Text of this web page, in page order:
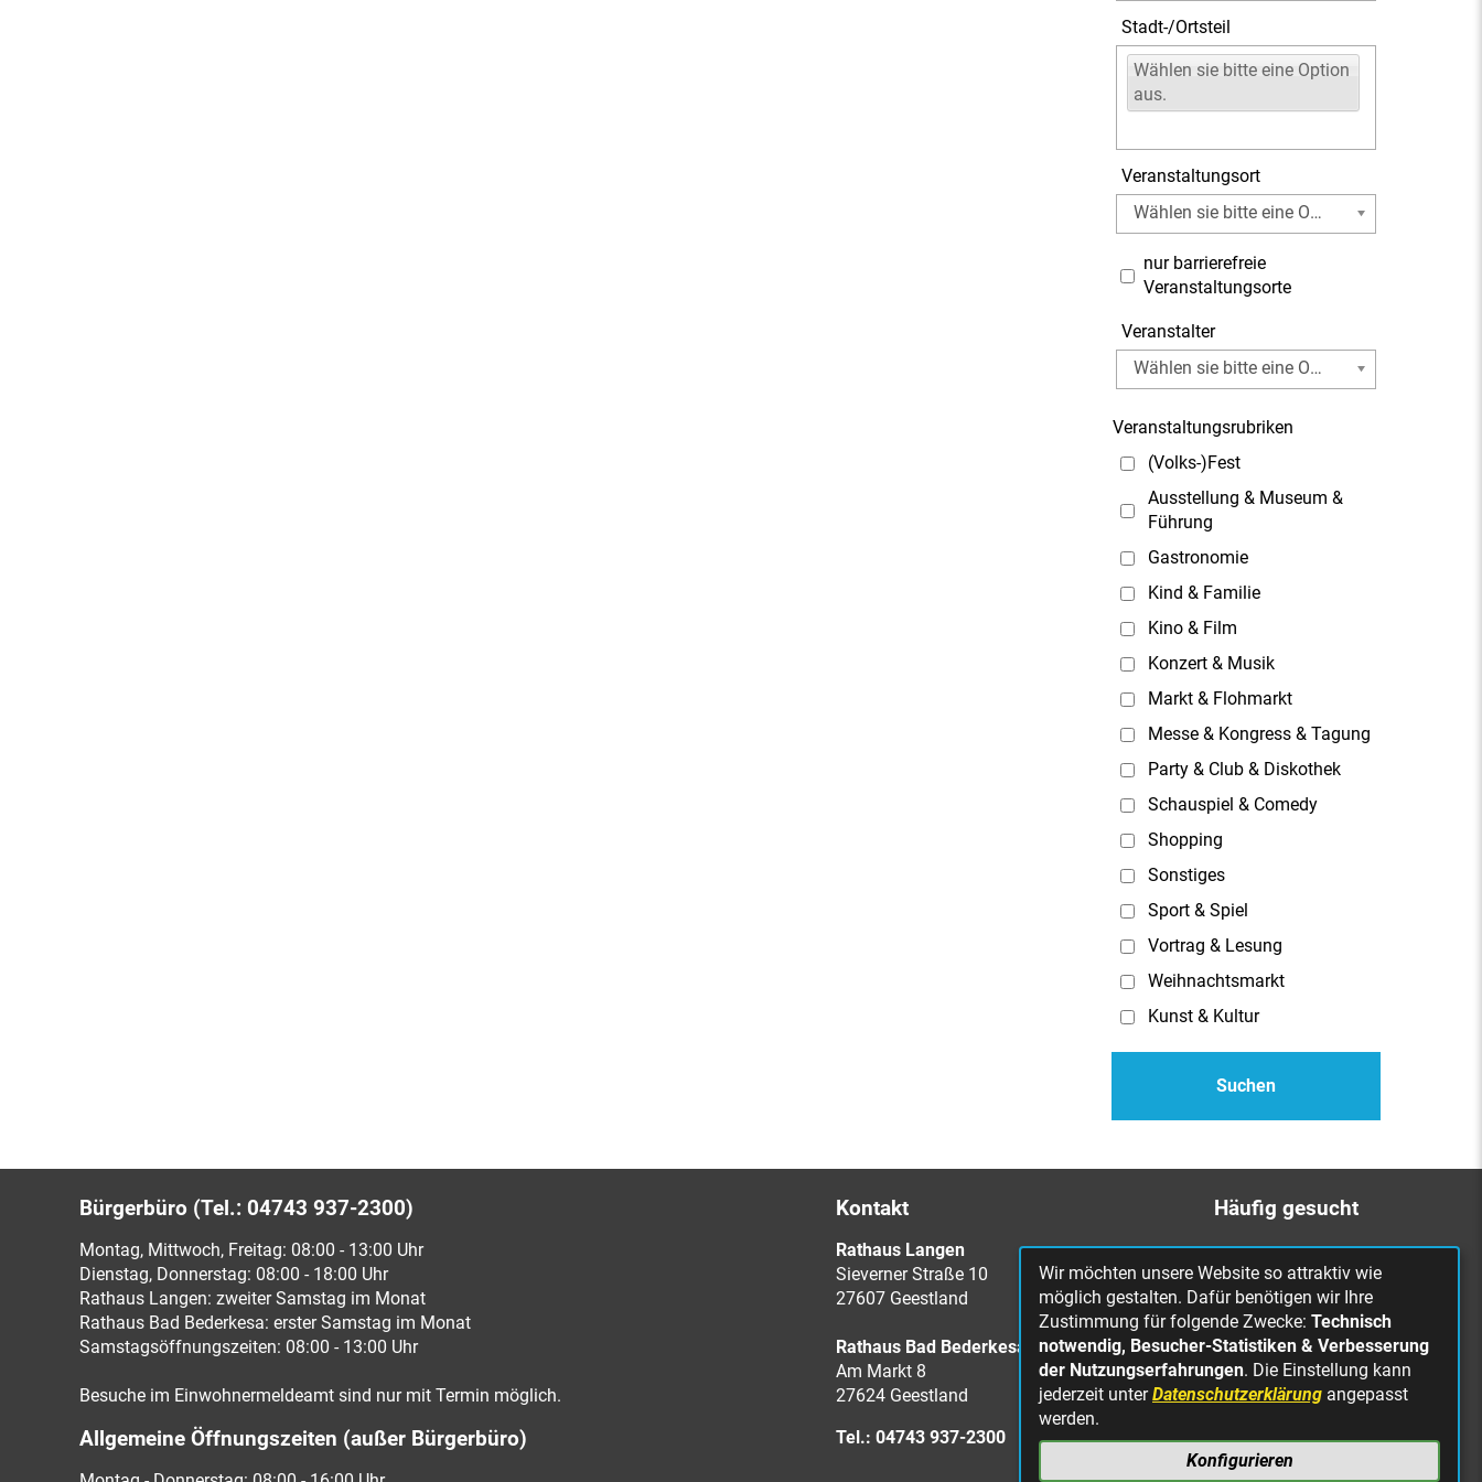
Stadt-/Ortsteil
Wählen sie bitte eine Option
aus.
Veranstaltungsort
Wählen sie bitte eine Option aus.
Veranstalter
Wählen sie bitte eine Option aus.
nur barrierefreie
Veranstaltungsorte
Veranstaltungsrubriken
(Volks-)Fest
Ausstellung & Museum &
Führung
Gastronomie
Kind & Familie
Kino & Film
Konzert & Musik
Markt & Flohmarkt
Messe & Kongress & Tagung
Party & Club & Diskothek
Schauspiel & Comedy
Shopping
Sonstiges
Sport & Spiel
Vortrag & Lesung
Weihnachtsmarkt
Kunst & Kultur
Bürgerbüro (Tel.: 04743 937-2300)
Montag, Mittwoch, Freitag: 08:00 - 13:00 Uhr
Dienstag, Donnerstag: 08:00 - 18:00 Uhr
Rathaus Langen: zweiter Samstag im Monat
Rathaus Bad Bederkesa: erster Samstag im Monat
Samstagsöffnungszeiten: 08:00 - 13:00 Uhr
Besuche im Einwohnermeldeamt sind nur mit Termin möglich.
Allgemeine Öffnungszeiten (außer Bürgerbüro)
Kontakt
Rathaus Langen
Sieverner Straße 10
27607 Geestland
Rathaus Bad Bederkesa
Am Markt 8
27624 Geestland
Tel.: 04743 937-2300
Häufig gesucht
Bürgerbüro
Online Rathaus
Was erledige ich wo?
Stellenangebote
Mängelmeldung
defekt
Wir möchten unsere Website so attraktiv wie
möglich gestalten. Dafür benötigen wir Ihre
Zustimmung für folgende Zwecke: Technisch
notwendig, Besucher-Statistiken & Verbesserung
der Nutzungserfahrungen. Die Einstellung kann
jederzeit unterDatenschutzerklärung angepasst
werden.
Konfigurieren